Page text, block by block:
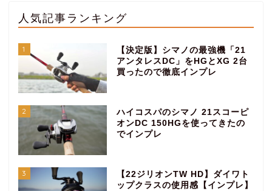
人気記事ランキング
1
【決定版】シマノの最強機「21
アンタレスDC」をHGとXG 2台
買ったので徹底インプレ
2
ハイコスパのシマノ 21スコーピ
オンDC 150HGを使ってきたの
でインプレ
3
【22ジリオンTW HD】ダイワト
ップクラスの使用感【インプレ】